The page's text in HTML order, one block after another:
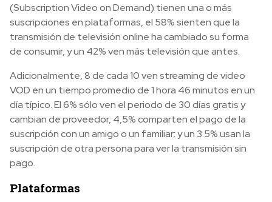
(Subscription Video on Demand) tienen una o más
suscripciones en plataformas, el 58% sienten que la
transmisión de televisión online ha cambiado su forma
de consumir, y un 42% ven más televisión que antes.
Adicionalmente, 8 de cada 10 ven streaming de video
VOD en un tiempo promedio de 1 hora 46 minutos en un
día típico. El 6% sólo ven el periodo de 30 días gratis y
cambian de proveedor, 4,5% comparten el pago de la
suscripción con un amigo o un familiar; y un 3.5% usan la
suscripción de otra persona para ver la transmisión sin
pago.
Plataformas